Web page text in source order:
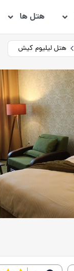
هتل ها
هتل لیلیوم کیش